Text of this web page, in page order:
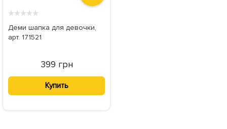
★★★★★
Деми шапка для девочки,
арт. 171521
399 грн
Купить